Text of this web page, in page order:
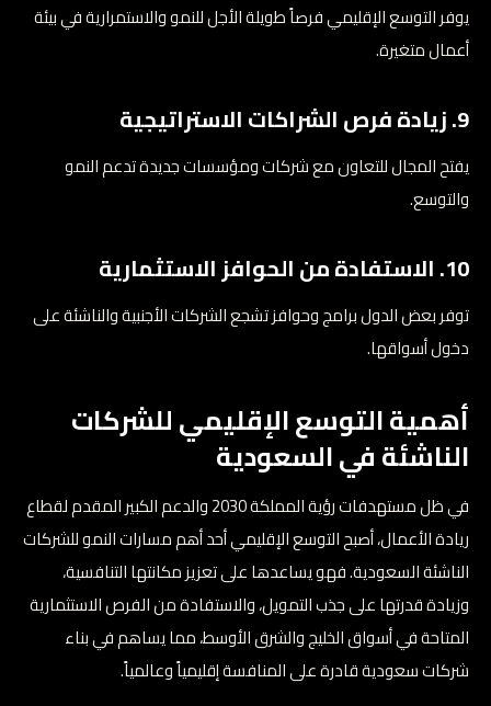
يوفر التوسع الإقليمي فرصاً طويلة الأجل للنمو والاستمرارية في بيئة
أعمال متغيرة.
9. زيادة فرص الشراكات الاستراتيجية
يفتح المجال للتعاون مع شركات ومؤسسات جديدة تدعم النمو
والتوسع.
10. الاستفادة من الحوافز الاستثمارية
توفر بعض الدول برامج وحوافز تشجع الشركات الأجنبية والناشئة على
دخول أسواقها.
أهمية التوسع الإقليمي للشركات
الناشئة في السعودية
في ظل مستهدفات رؤية المملكة 2030 والدعم الكبير المقدم لقطاع
ريادة الأعمال، أصبح التوسع الإقليمي أحد أهم مسارات النمو للشركات
الناشئة السعودية. فهو يساعدها على تعزيز مكانتها التنافسية،
وزيادة قدرتها على جذب التمويل، والاستفادة من الفرص الاستثمارية
المتاحة في أسواق الخليج والشرق الأوسط، مما يساهم في بناء
شركات سعودية قادرة على المنافسة إقليمياً وعالمياً.